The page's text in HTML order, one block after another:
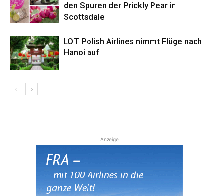
den Spuren der Prickly Pear in
Scottsdale
LOT Polish Airlines nimmt Flüge nach
Hanoi auf
Anzeige